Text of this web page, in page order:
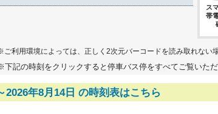
ス
帯
ご利用環境によっては、正しく2次元バーコードを読み取れない
下記の時刻をクリックすると停車バス停をすべてご覧いただ
2026年8月14日 の時刻表はこちら